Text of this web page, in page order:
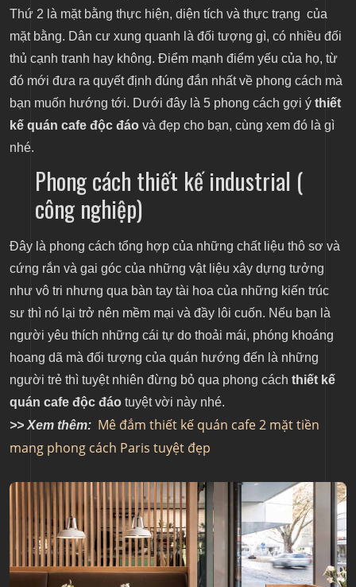
Thứ 2 là mặt bằng thực hiện, diện tích và thực trạng của
mặt bằng. Dân cư xung quanh là đối tượng gì, có nhiều đối
thủ cạnh tranh hay không. Điểm mạnh điểm yếu của họ, từ
đó mới đưa ra quyết định đúng đắn nhất về phong cách mà
bạn muốn hướng tới. Dưới đây là 5 phong cách gợi ý thiết
kế quán cafe độc đáo và đẹp cho bạn, cùng xem đó là gì
nhé.
Phong cách thiết kế industrial (
công nghiệp)
Đây là phong cách tổng hợp của những chất liệu thô sơ và
cứng rắn và gai góc của những vật liệu xây dựng tưởng
như vô tri nhưng qua bàn tay tài hoa của những kiến trúc
sư thì nó lại trở nên mềm mại và đầy lôi cuốn. Nếu bạn là
người yêu thích những cái tự do thoải mái, phóng khoáng
hoang dã mà đối tượng của quán hướng đến là những
người trẻ thì tuyệt nhiên đừng bỏ qua phong cách thiết kế
quán cafe độc đáo tuyệt vời này nhé.
>> Xem thêm: Mê đắm thiết kế quán cafe 2 mặt tiền
mang phong cách Paris tuyệt đẹp